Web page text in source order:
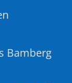
Bamberg